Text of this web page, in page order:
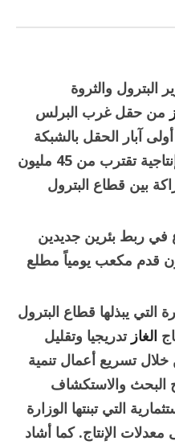
الغاز
البرلس
“بترويب”
بالبحر
المتوسط
مغلقة
والثروة
من حقل غرب البرلس
آبار الحقل بالشبكة
القومية للغاز بعد نتائج اختبار إنتاجية تقترب من 45 مليون
بين قطاع البترول
في ربط بئرين جديدين
إلى 75 مليون قدم مكعب يومياً مطلع
التي يبذلها قطاع البترول
الغازتدريجيا وتقليل
خلال تسريع أعمال تنمية
والاستكشاف
التي تبنتها الوزارة
الإنتاج. كما أشاد